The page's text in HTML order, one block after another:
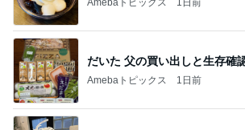
だいた 父の買い出しと生存確
Amebaトピックス 1日前